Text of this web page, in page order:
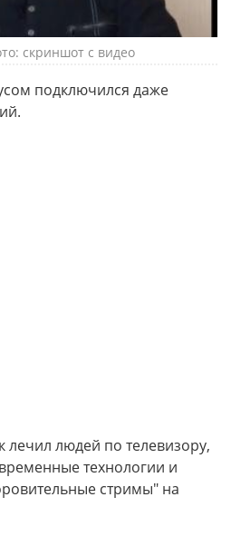
скриншот с видео
подключился даже
лечил людей по телевизору,
технологии и
стримы" на